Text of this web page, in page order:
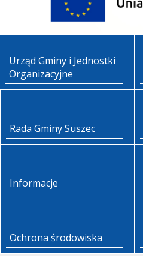
Urząd Gminy i Jednostki
Organizacyjne
Rada Gminy Suszec
Informacje
Ochrona środowiska